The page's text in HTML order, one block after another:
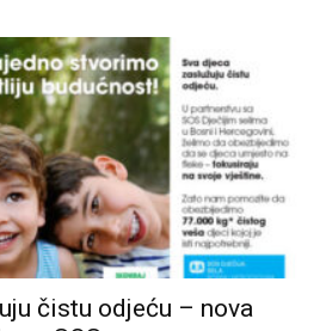
čistu odjeću – nova